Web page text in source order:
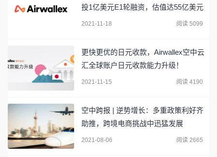
投1亿美元E1轮融资，估值达55亿美元
2021-11-18 阅读 5099
更快更优的日元收款，Airwallex空中云
汇全球账户日元收款能力升级！
2021-11-15 阅读 4190
空中跨报 | 逆势增长：多重政策利好齐
助推，跨境电商挑战中迅猛发展
2021-08-06 阅读 2665